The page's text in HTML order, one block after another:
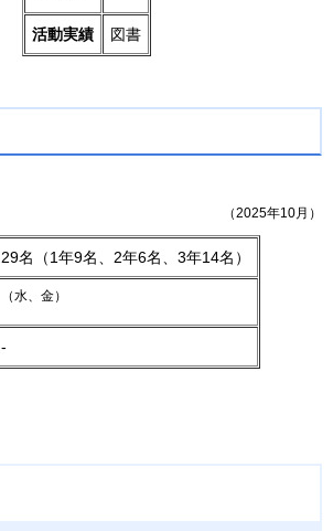
活動実績 図書
（2025年10月）
29名（1年9名、2年6名、3年14名）
（水、金）
-